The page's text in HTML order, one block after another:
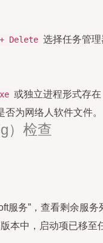
Delete 选择任务管理
或独立进程形式存在
为网络人软件文件。
）检查
服务”，查看剩余服
本中，启动项已移至